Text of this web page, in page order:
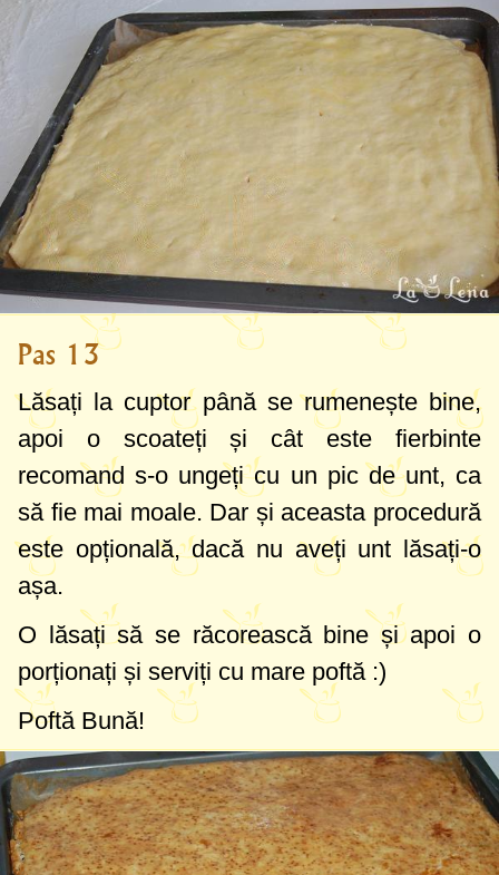
Pas 13
Lăsați la cuptor până se rumenește bine,
apoi o scoateți și cât este fierbinte
recomand s-o ungeți cu un pic de unt, ca
să fie mai moale. Dar și aceasta procedură
este opțională, dacă nu aveți unt lăsați-o
așa.
O lăsați să se răcorească bine și apoi o
porționați și serviți cu mare poftă :)
Poftă Bună!